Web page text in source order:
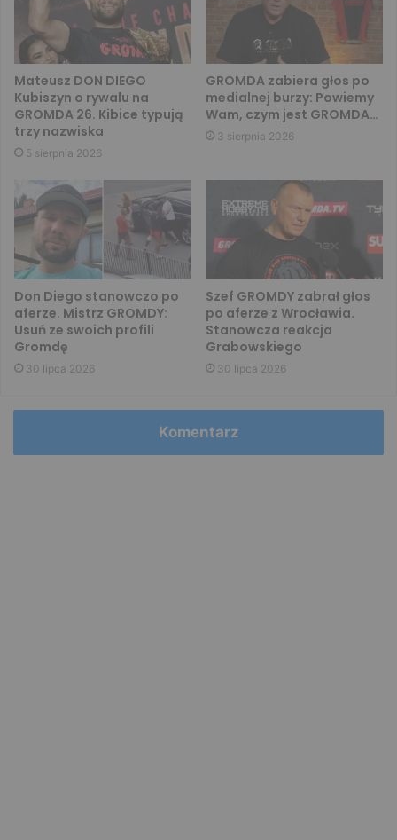
Mateusz DON DIEGO
Kubiszyn o rywalu na
GROMDA 26. Kibice typują
trzy nazwiska
5 sierpnia 2026
GROMDA zabiera głos po
medialnej burzy: Powiemy
Wam, czym jest GROMDA…
3 sierpnia 2026
Don Diego stanowczo po
aferze. Mistrz GROMDY:
Usuń ze swoich profili
Gromdę
30 lipca 2026
Szef GROMDY zabrał głos
po aferze z Wrocławia.
Stanowcza reakcja
Grabowskiego
30 lipca 2026
Komentarz